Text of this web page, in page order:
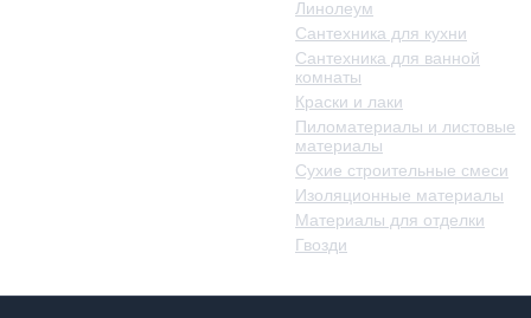
Линолеум
Сантехника для кухни
Сантехника для ванной
комнаты
Краски и лаки
Пиломатериалы и листовые
материалы
Сухие строительные смеси
Изоляционные материалы
Материалы для отделки
Гвозди